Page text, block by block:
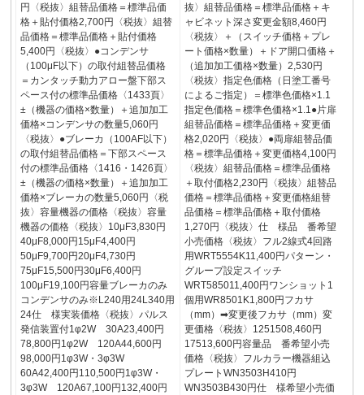
円〈税抜〉組替品価格＝標準品価
格＋貼付価格2,700円〈税抜〉組替
品価格＝標準品価格＋貼付価格
5,400円〈税抜〉●コンデンサ
（100μF以下）の取付組替品価格
＝カンタッチ動力アロー盤下部ス
ペース付の標準品価格〈1433頁〉
±（機器の価格×数量）＋追加加工
価格×コンデンサの数量5,060円
〈税抜〉●ブレーカ（100AF以下）
の取付組替品価格＝下部スペース
付の標準品価格〈1416・1426頁〉
±（機器の価格×数量）＋追加加工
価格×ブレーカの数量5,060円〈税
抜〉容量機器の価格〈税抜〉容量
機器の価格〈税抜〉10μF3,830円
40μF8,000円15μF4,400円
50μF9,700円20μF4,730円
75μF15,500円30μF6,400円
100μF19,100円容量ブレーカのみ
コンデンサのみ※L240用24L340用
24仕 様実装価格〈税抜〉パルス
発信装置付1φ2W 30A23,400円
78,800円1φ2W 120A44,600円
98,000円1φ3W・3φ3W
60A42,400円110,500円1φ3W・
3φ3W 120A67,100円132,400円
抜〉組替品価格＝標準品価格＋キ
ャビネット深さ変更金額8,460円
〈税抜〉＋（スイッチ価格＋プレ
ート価格×数量）＋ドア開口価格＋
（追加加工価格×数量）2,530円
〈税抜〉指定色価格（日塗工番号
によるご指定）＝標準色価格×1.1
指定色価格＝標準色価格×1.1●片扉
組替品価格＝標準品価格＋変更価
格2,020円〈税抜〉●両扉組替品価
格＝標準品価格＋変更価格4,100円
〈税抜〉組替品価格＝標準品価格
＋取付価格2,230円〈税抜〉組替品
価格＝標準品価格＋変更価格組替
品価格＝標準品価格＋取付価格
1,270円〈税抜〉仕 様品 番希望
小売価格〈税抜〉フル2線式4回路
用WRT5554K11,400円パターン・
グループ設定スイッチ
WRT585011,400円ワンショット1
個用WR8501K1,800円フカサ
（mm）➡変更後フカサ（mm）変
更価格〈税抜〉1251508,460円
17513,600円容量品 番希望小売
価格〈税抜〉フルカラー機器組込
プレートWN3503H410円
WN3503B430円仕 様希望小売価